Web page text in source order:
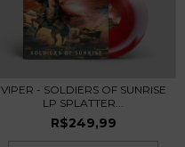
VIPER - SOLDIERS OF SUNRISE
LP SPLATTER...
R$249,99